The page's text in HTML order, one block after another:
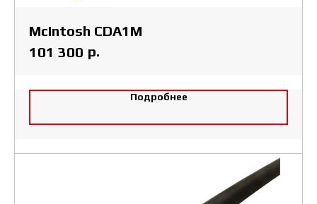
McIntosh CDA1M
101 300 р.
Подробнее